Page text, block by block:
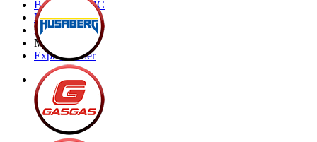
Begagnade MC
Nya MC
Brands
My Bike
Express order